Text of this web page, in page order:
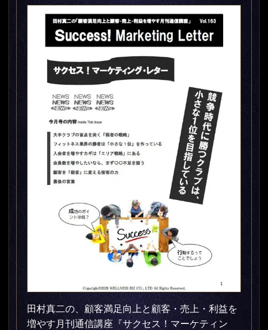
田村真二の、顧客満足向上と顧客・売上・利益を
増やす月刊通信講座『サクセス！マーケティン